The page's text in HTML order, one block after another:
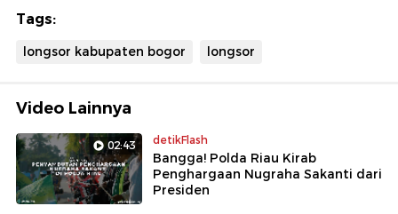
Tags:
longsor kabupaten bogor longsor
Video Lainnya
02:43 detikFlash
Bangga! Polda Riau Kirab
Penghargaan Nugraha Sakanti dari
Presiden